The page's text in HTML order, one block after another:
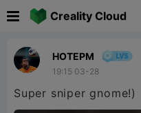
Creality Cloud
НОТЕРМ
19:15 03-28
Super sniper gnome!)